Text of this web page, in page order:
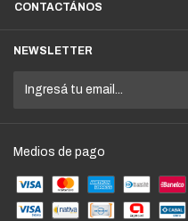
CONTACTÁNOS
NEWSLETTER
Medios de pago